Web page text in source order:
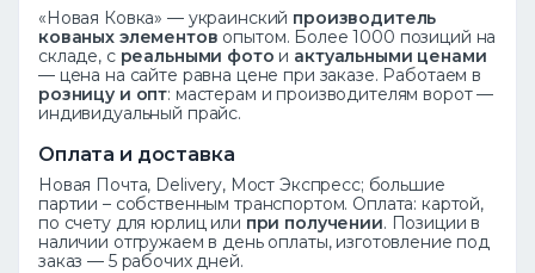
«Новая Ковка» — украинский производитель
кованых элементов опытом. Более 1000 позиций на
складе, с реальными фото и актуальными ценами
— цена на сайте равна цене при заказе. Работаем в
розницу и опт: мастерам и производителям ворот —
индивидуальный прайс.
Оплата и доставка
Новая Почта, Delivery, Мост Экспресс; большие
партии – собственным транспортом. Оплата: картой,
по счету для юрлиц или при получении. Позиции в
наличии отгружаем в день оплаты, изготовление под
заказ — 5 рабочих дней.